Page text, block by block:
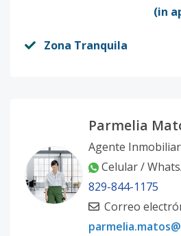
(in
Zona Tranquila
Parmelia
Agente
Celular /
829-844-1175
Correo